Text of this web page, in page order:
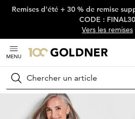
Passer la navigation, aller
Remises d'été + 30 % de remise
CODE : FINAL30
Vers les remises
MENU
Rechercher
Maison Mode femme T-shirts